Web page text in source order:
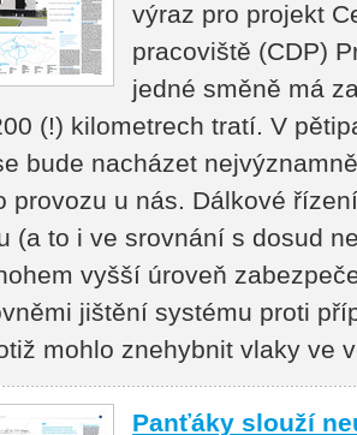
výraz pro projekt
pracoviště (CDP)
jedné směně má
(!) kilometrech tratí. V
bude nacházet
provozu u nás. Dálkové
(a to i ve srovnání s dosud
vyšší úroveň
jištění systému proti
mohlo znehybnit vlaky ve
Panťáky slouží